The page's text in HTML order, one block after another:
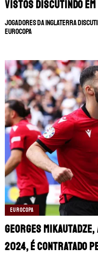
vistos discutindo
Jogadores da Inglaterra
Eurocopa
EUROCOPA
Georges
2024, é contratado